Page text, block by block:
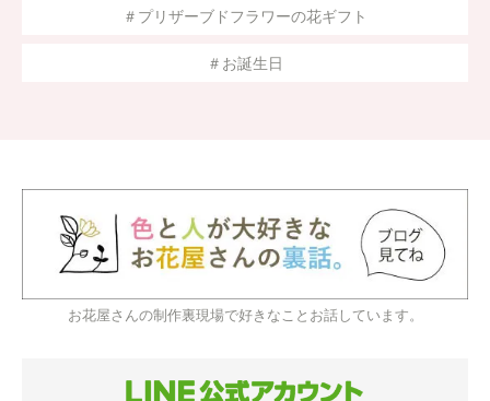
＃プリザーブドフラワーの花ギフト
＃お誕生日
お花屋さんの制作裏現場で好きなことお話しています。